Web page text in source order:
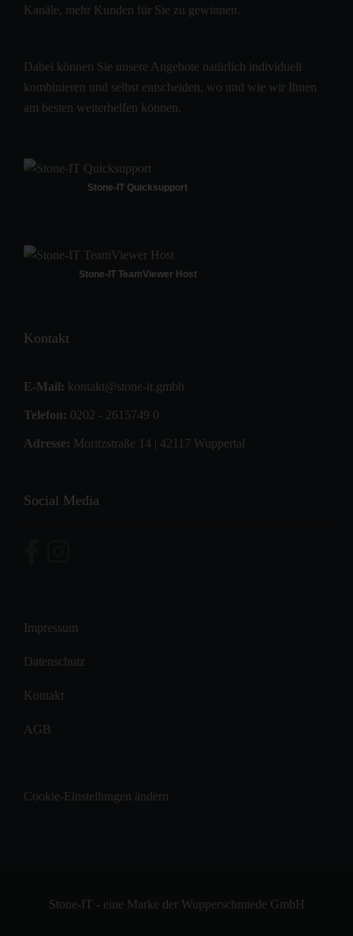
Kanäle, mehr Kunden für Sie zu gewinnen.
Dabei können Sie unsere Angebote natürlich individuell
kombinieren und selbst entscheiden, wo und wie wir Ihnen
am besten weiterhelfen können.
Stone-IT Quicksupport
Stone-IT TeamViewer Host
Kontakt
E-Mail: kontakt@stone-it.gmbh
Telefon: 0202 - 2615749 0
Adresse: Moritzstraße 14 | 42117 Wuppertal
Social Media
Impressum
Datenschutz
Kontakt
AGB
Cookie-Einstellungen ändern
Stone-IT - eine Marke der Wupperschmiede GmbH